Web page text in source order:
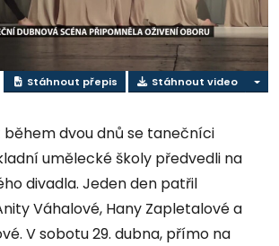
video
Stáhnout přepis Stáhnout video
dvou dnů se tanečníci
umělecké školy předvedli na
divadla. Jeden den patřil
Váhalové, Hany Zapletalové a
V sobotu 29. dubna, přímo na